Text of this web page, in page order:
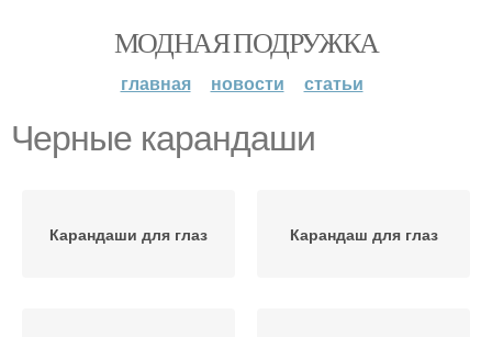
МОДНАЯ ПОДРУЖКА
главная новости статьи
Черные карандаши
Карандаши для глаз Карандаш для глаз